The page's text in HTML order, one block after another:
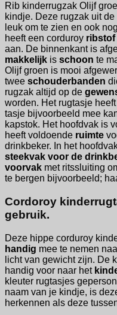
Rib kinderrugzak Olijf
kindje. Deze rugzak uit
leuk om te zien en ook
heeft een corduroy ribstof
aan. De binnenkant is
makkelijk is schoon te
Olijf groen is mooi
twee schouderbanden
rugzak altijd op de
worden. Het rugtasje
tasje bijvoorbeeld mee
kapstok. Het hoofdvak is
heeft voldoende ruimte
drinkbeker. In het
steekvak voor de
voorvak met ritssluiting
te bergen bijvoorbeeld;
Cordoroy
gebruik.
Deze hippe corduroy
handig mee te nemen
licht van gewicht zijn. De
handig voor naar het
kleuter rugtasjes
naam van je kindje, is
herkennen als deze